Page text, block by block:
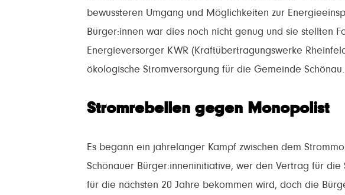
bewussteren Umgang und Möglichkeiten zur
Bürger:innen war dies noch nicht genug und sie stellten
Energieversorger KWR (Kraftübertragungswerke
ökologische Stromversorgung für die Gemeinde Schönau.
Stromrebellen gegen Monopolist
Es begann ein jahrelanger Kampf zwischen dem
Schönauer Bürger:inneninitiative, wer den Vertrag für die
für die nächsten 20 Jahre bekommen wird, doch die